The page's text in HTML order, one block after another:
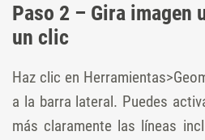
Paso 2 – Gira imagen
un clic
Haz clic en
a la barra lateral. Puedes
más claramente las líneas